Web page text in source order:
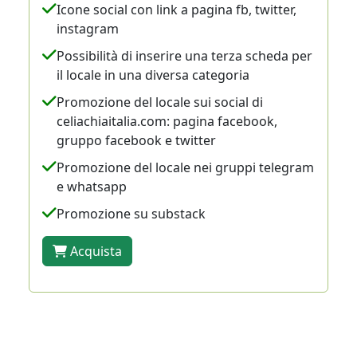
Icone social con link a pagina fb, twitter,
instagram
Possibilità di inserire una terza scheda per
il locale in una diversa categoria
Promozione del locale sui social di
celiachiaitalia.com: pagina facebook,
gruppo facebook e twitter
Promozione del locale nei gruppi telegram
e whatsapp
Promozione su substack
Acquista